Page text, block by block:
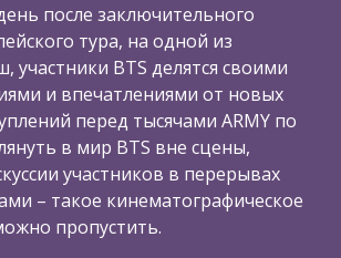
после заключительного
тура, на одной из
участники BTS делятся своими
и впечатлениями от новых
перед тысячами ARMY по
в мир BTS вне сцены,
участников в перерывах
– такое кинематографическое
пропустить.